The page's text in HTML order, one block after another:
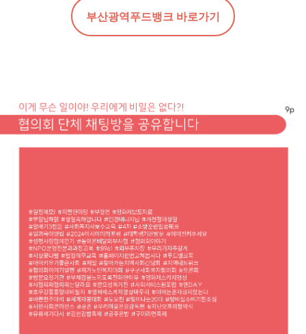
부산광역푸드뱅크 바로가기